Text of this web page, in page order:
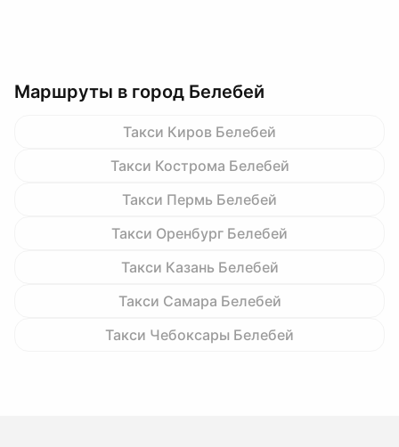
Маршруты в город Белебей
Такси Киров Белебей
Такси Кострома Белебей
Такси Пермь Белебей
Такси Оренбург Белебей
Такси Казань Белебей
Такси Самара Белебей
Такси Чебоксары Белебей